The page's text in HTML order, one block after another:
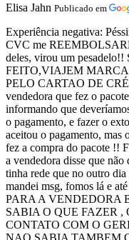
Elisa Jahn Publicado em
Experiência negativa:
CVC me
deles, virou um
FEITO,VIAJEM
PELO CARTAO DE
vendedora que fez o
informando que
o pagamento, e fazer o
aceitou o pagamento, mas
fez a compra do pacote !!
a vendedora disse que
tinha rede que no outro
mandei msg, fomos lá e
PARA A VENDEDORA
SABIA O QUE FAZER
CONTATO COM O
NAO SABIA TAMBEM